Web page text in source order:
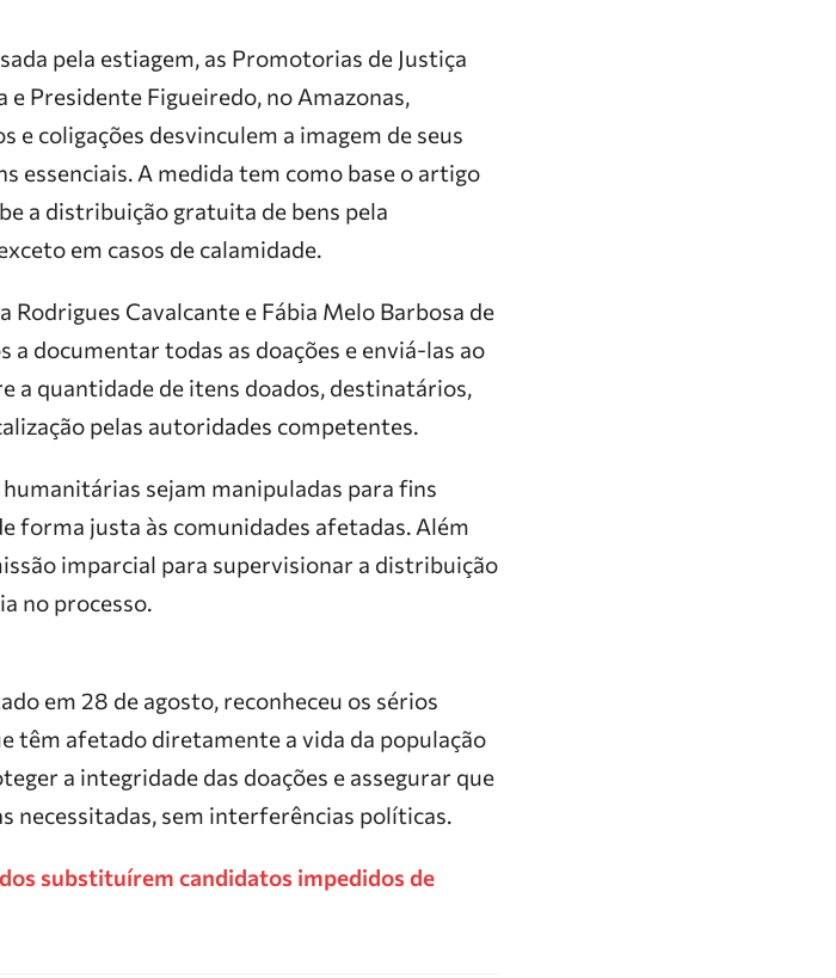
pela estiagem, as Promotorias de Justiça
e Presidente Figueiredo, no Amazonas,
coligações desvinculem a imagem de seus
essenciais. A medida tem como base o artigo
a distribuição gratuita de bens pela
em casos de calamidade.
Cavalcante e Fábia Melo Barbosa de
documentar todas as doações e enviá-las ao
a quantidade de itens doados, destinatários,
pelas autoridades competentes.
sejam manipuladas para fins
forma justa às comunidades afetadas. Além
imparcial para supervisionar a distribuição
no processo.
em 28 de agosto, reconheceu os sérios
têm afetado diretamente a vida da população
a integridade das doações e assegurar que
necessitadas, sem interferências políticas.
substituírem candidatos impedidos de